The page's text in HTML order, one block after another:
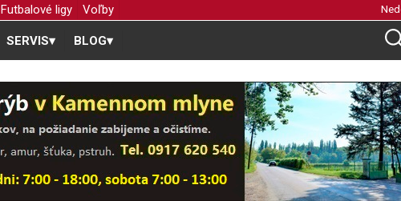
Futbalové ligy Voľby
SERVIS▾ BLOG▾